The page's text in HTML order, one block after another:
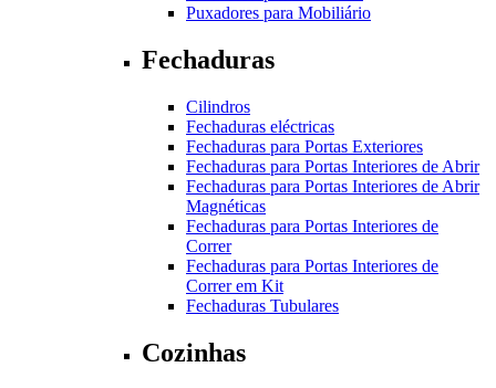
Puxadores para Mobiliário
Fechaduras
Cilindros
Fechaduras eléctricas
Fechaduras para Portas Exteriores
Fechaduras para Portas Interiores de Abrir
Fechaduras para Portas Interiores de Abrir
Magnéticas
Fechaduras para Portas Interiores de
Correr
Fechaduras para Portas Interiores de
Correr em Kit
Fechaduras Tubulares
Cozinhas